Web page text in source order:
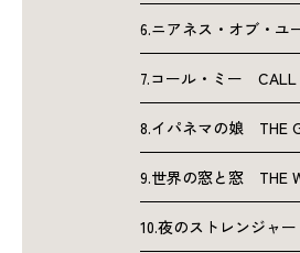
6.ニアネス・オブ・ユ
7.コール・ミー CALL
8.イパネマの娘 THE
9.世界の窓と窓 THE
10.夜のストレンジャ